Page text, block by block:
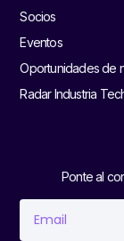
Socios
Eventos
Oportunidades de
Radar Industria
Ponte al